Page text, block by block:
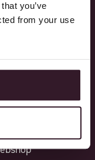
you’ve
from your use
Management-